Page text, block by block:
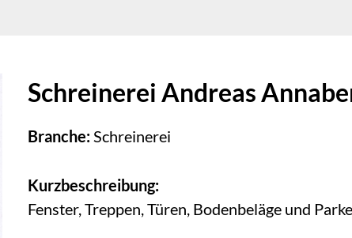
Schreinerei Andreas
Branche:Schreinerei
Kurzbeschreibung:
Fenster, Treppen, Türen, Bodenbeläge und